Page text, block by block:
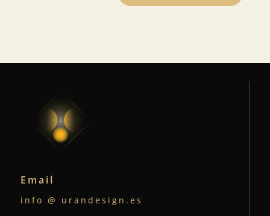
Email
info @ urandesign.es